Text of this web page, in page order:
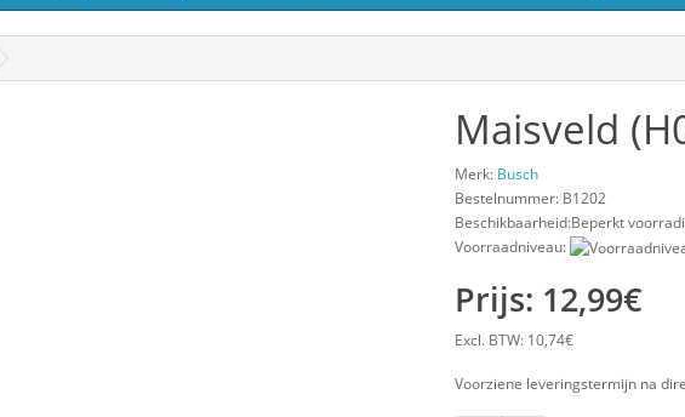
Maisveld
Merk: Busch
Bestelnummer: B1202
Beschikbaarheid:Beperkt
Voorraadniveau:
Prijs: 12,99€
Excl. BTW: 10,74€
Voorziene leveringstermijn na